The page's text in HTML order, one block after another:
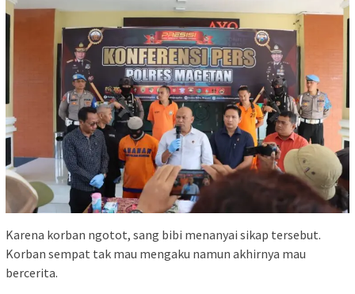
Karena korban ngotot, sang bibi menanyai sikap tersebut.
Korban sempat tak mau mengaku namun akhirnya mau
bercerita.